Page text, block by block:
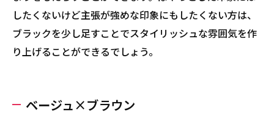
したくないけど主張が強めな印象にもしたくない方は、
ブラックを少し足すことでスタイリッシュな雰囲気を作
り上げることができるでしょう。
ベージュ×ブラウン